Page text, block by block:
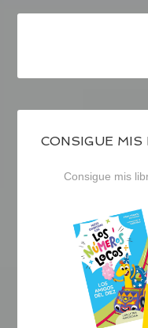
CONSIGUE MIS
Consigue mis